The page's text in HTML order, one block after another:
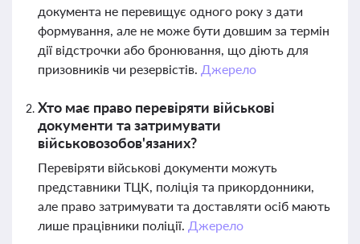
документа не перевищує одного року з дати
формування, але не може бути довшим за термін
дії відстрочки або бронювання, що діють для
призовників чи резервістів. Джерело
Хто має право перевіряти військові
документи та затримувати
військовозобов'язаних?
Перевіряти військові документи можуть
представники ТЦК, поліція та прикордонники,
але право затримувати та доставляти осіб мають
лише працівники поліції. Джерело